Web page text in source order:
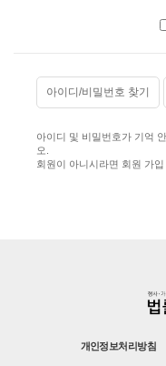
아이디/비밀번호 찾기
아이디 및 비밀번호가 기억
오.
회원이 아니시라면 회원 가입
개인정보처리방침